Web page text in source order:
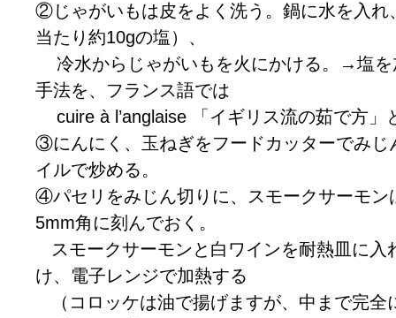
②じゃがいもは皮をよく洗う。鍋に水を入れ
当たり約10gの塩）、
冷水からじゃがいもを火にかける。→塩を
手法を、フランス語では
cuire à l’anglaise 「イギリス流の茹で方」
③にんにく、玉ねぎをフードカッターでみじ
イルで炒める。
④パセリをみじん切りに、スモークサーモン
5mm角に刻んでおく。
スモークサーモンと白ワインを耐熱皿に入
け、電子レンジで加熱する
（コロッケは油で揚げますが、中まで完全